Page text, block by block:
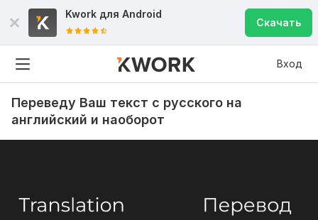
Kwork для Android
Скачать
Вход
Переведу Ваш текст с русского на
английский и наоборот